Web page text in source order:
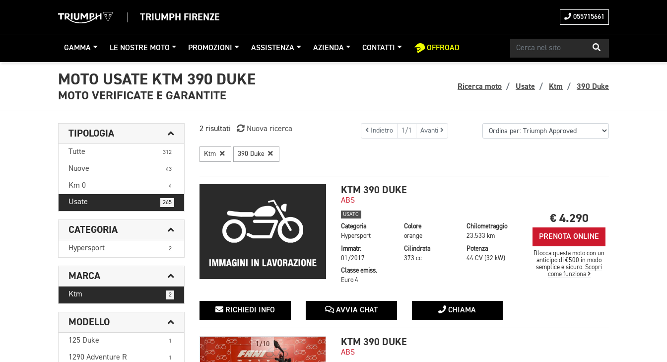
TRIUMPH FIRENZE 055715661
GAMMA LE NOSTRE MOTO PROMOZIONI ASSISTENZA AZIENDA CONTATTI OFFROAD
MOTO USATE KTM 390 DUKE
MOTO VERIFICATE E GARANTITE
Ricerca moto Usate Ktm 390 Duke
TIPOLOGIA
Tutte 312
Nuove 43
Km 0 4
Usate 265
CATEGORIA
Hypersport 2
MARCA
Ktm 2
MODELLO
125 Duke 1
1290 Adventure R 1
2 risultati Nuova ricerca Indietro 1/1 Avanti
Ktm 390 Duke
KTM 390 DUKE
ABS
USATO
Categoria
Hypersport
Colore
orange
Chilometraggio
23.533 km
Immatr.
01/2017
Cilindrata
373 cc
Potenza
44 CV (32 kW)
Classe emiss.
Euro 4
€ 4.290
PRENOTA ONLINE
Blocca questa moto con un
anticipo di €500 in modo
semplice e sicuro.Scopri
come funziona
RICHIEDI INFO AVVIA CHAT CHIAMA
1/10 KTM 390 DUKE
ABS